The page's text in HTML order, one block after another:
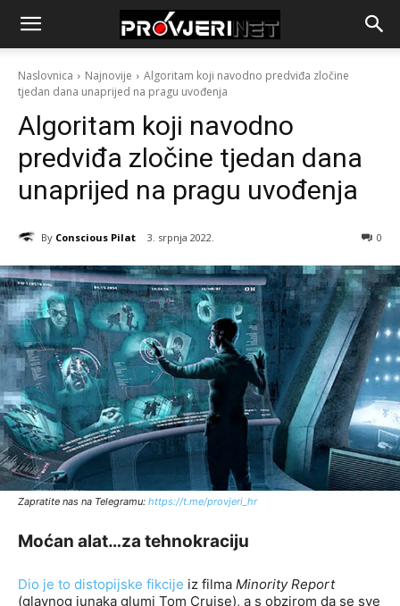
Naslovnica Najnovije
Algoritam koji navodno predviđa zločine
tjedan dana unaprijed na pragu uvođenja
Algoritam koji navodno
predviđa zločine tjedan dana
unaprijed na pragu uvođenja
By Conscious Pilat 3. srpnja 2022. 0
Zapratite nas na Telegramu: https://t.me/provjeri_hr
Moćan alat…za tehnokraciju
Dio je to distopijske fikcije iz filma Minority Report
(glavnog junaka glumi Tom Cruise), a s obzirom da se sve